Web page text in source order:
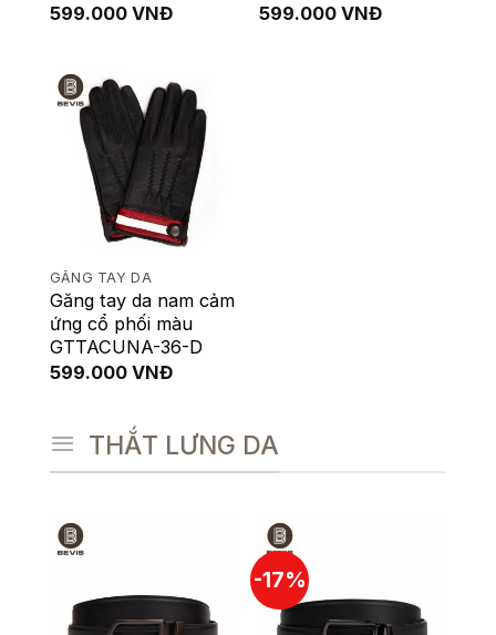
599.000 VNĐ
599.000 VNĐ
GĂNG TAY DA
Găng tay da nam cảm
ứng cổ phối màu
GTTACUNA-36-D
599.000 VNĐ
THẮT LƯNG DA
-17%